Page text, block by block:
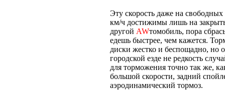
Эту скорость даже на свободных
км/ч достижимы лишь на
другой AWтомобиль, пора
едешь быстрее, чем кажется.
диски жестко и беспощадно,
городской езде не редкость
для торможения точно так же,
большой скорости, задний
аэродинамический тормоз.